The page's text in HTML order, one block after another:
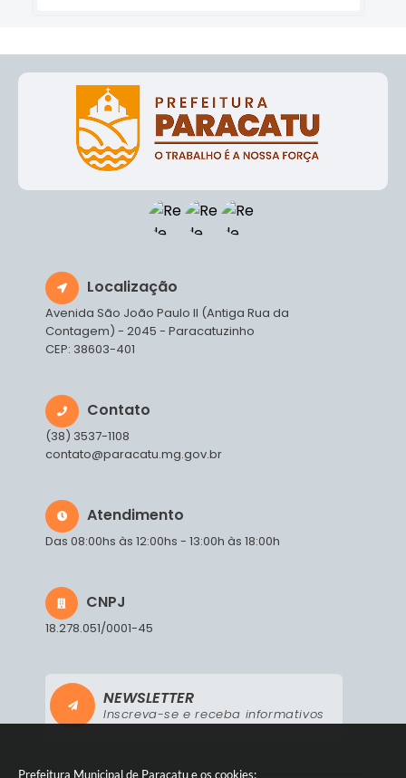
Prefeitura Municipal de Paracatu e os cookies:
Localização
Avenida São João Paulo II (Antiga Rua da
Contagem) - 2045 - Paracatuzinho
CEP: 38603-401
Contato
(38) 3537-1108
contato@paracatu.mg.gov.br
Atendimento
Das 08:00hs às 12:00hs - 13:00h às 18:00h
CNPJ
18.278.051/0001-45
NEWSLETTER
Inscreva-se e receba informativos